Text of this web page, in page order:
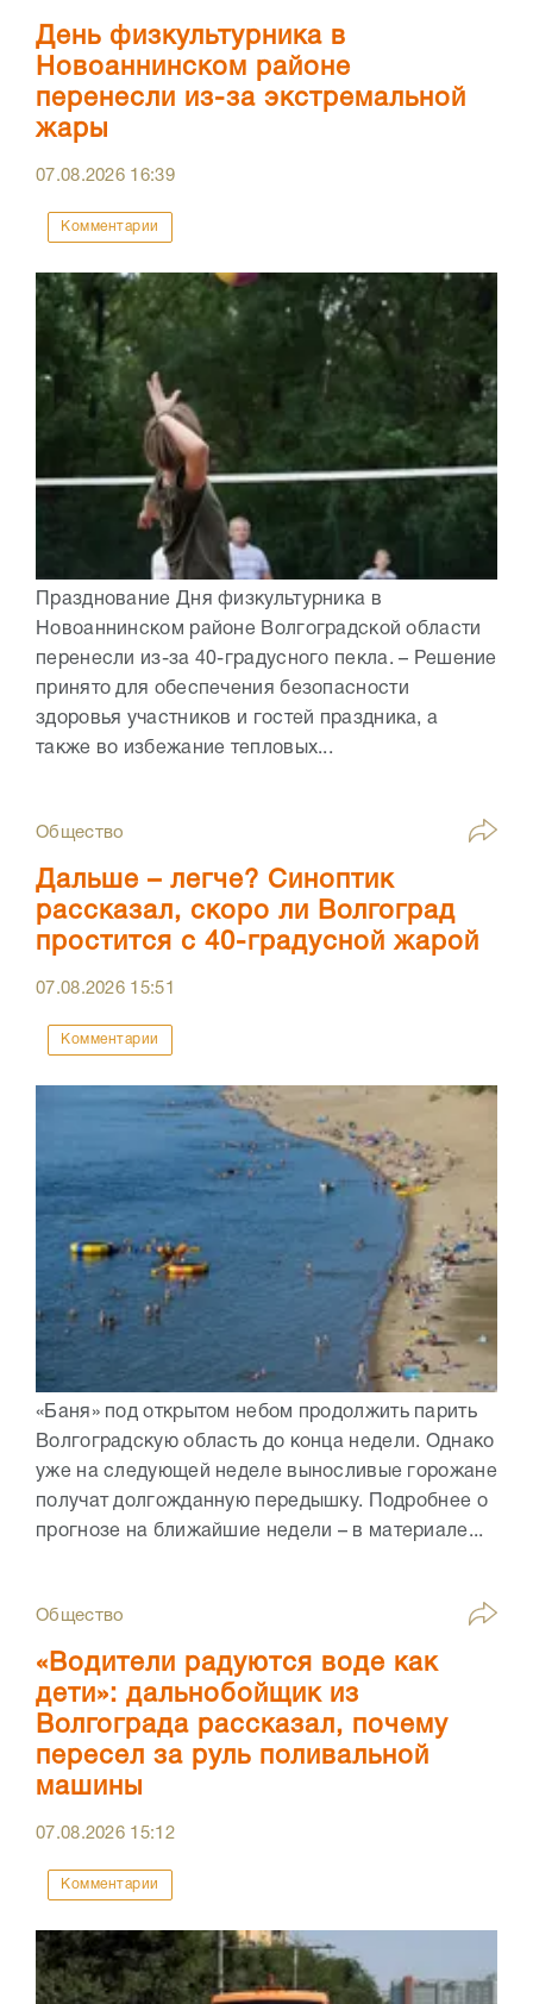
День физкультурника в
Новоаннинском районе
перенесли из-за экстремальной
жары
07.08.2026 16:39
Комментарии
Празднование Дня физкультурника в
Новоаннинском районе Волгоградской области
перенесли из-за 40-градусного пекла. – Решение
принято для обеспечения безопасности
здоровья участников и гостей праздника, а
также во избежание тепловых...
Общество
Дальше – легче? Синоптик
рассказал, скоро ли Волгоград
простится с 40-градусной жарой
07.08.2026 15:51
Комментарии
«Баня» под открытом небом продолжить парить
Волгоградскую область до конца недели. Однако
уже на следующей неделе выносливые горожане
получат долгожданную передышку. Подробнее о
прогнозе на ближайшие недели – в материале...
Общество
«Водители радуются воде как
дети»: дальнобойщик из
Волгограда рассказал, почему
пересел за руль поливальной
машины
07.08.2026 15:12
Комментарии